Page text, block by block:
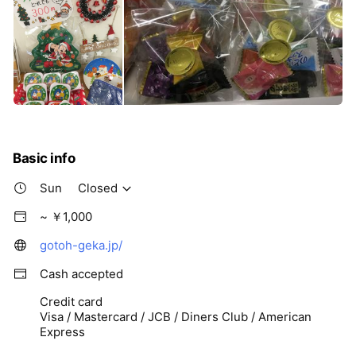
Basic info
Sun
Closed
~ ￥1,000
gotoh-geka.jp/
Cash accepted
Credit card
Visa / Mastercard / JCB / Diners Club / American
Express